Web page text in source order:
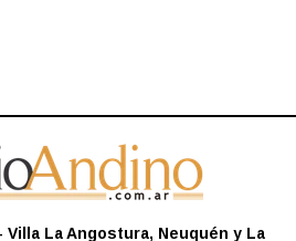
La Angostura, Neuquén y La